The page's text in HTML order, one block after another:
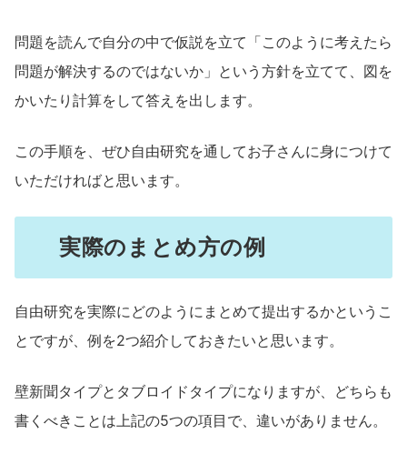
問題を読んで自分の中で仮説を立て「このように考えたら
問題が解決するのではないか」という方針を立てて、図を
かいたり計算をして答えを出します。
この手順を、ぜひ自由研究を通してお子さんに身につけて
いただければと思います。
実際のまとめ方の例
自由研究を実際にどのようにまとめて提出するかというこ
とですが、例を2つ紹介しておきたいと思います。
壁新聞タイプとタブロイドタイプになりますが、どちらも
書くべきことは上記の5つの項目で、違いがありません。